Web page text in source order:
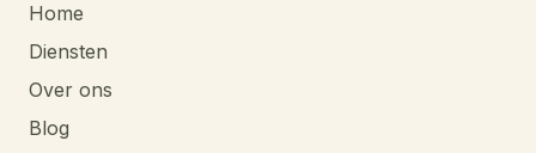
Home
Diensten
Over ons
Blog